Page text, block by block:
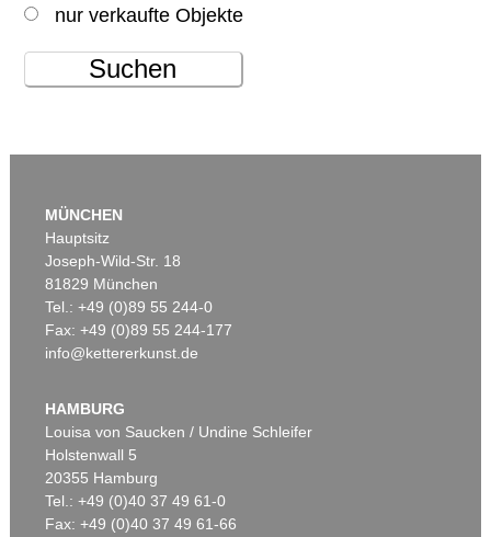
nur verkaufte Objekte
Suchen
MÜNCHEN
Hauptsitz
Joseph-Wild-Str. 18
81829 München
Tel.: +49 (0)89 55 244-0
Fax: +49 (0)89 55 244-177
info@kettererkunst.de
HAMBURG
Louisa von Saucken / Undine Schleifer
Holstenwall 5
20355 Hamburg
Tel.: +49 (0)40 37 49 61-0
Fax: +49 (0)40 37 49 61-66